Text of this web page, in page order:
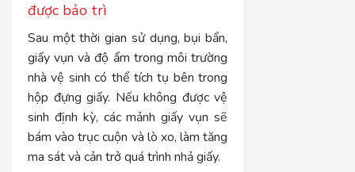
được bảo trì
Sau một thời gian sử dụng, bụi bẩn,
giấy vụn và độ ẩm trong môi trường
nhà vệ sinh có thể tích tụ bên trong
hộp đựng giấy. Nếu không được vệ
sinh định kỳ, các mảnh giấy vụn sẽ
bám vào trục cuộn và lò xo, làm tăng
ma sát và cản trở quá trình nhả giấy.